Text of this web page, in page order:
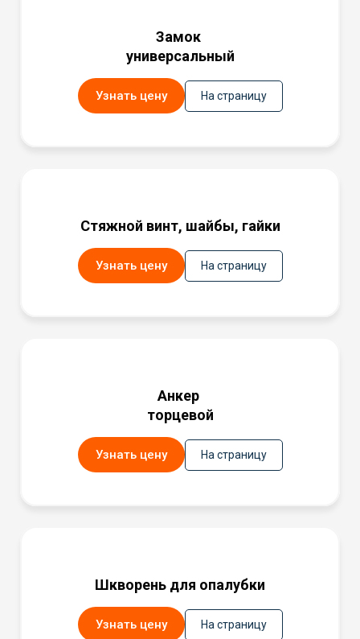
Замок
универсальный
Узнать цену На страницу
Стяжной винт, шайбы, гайки
Узнать цену На страницу
Анкер
торцевой
Узнать цену На страницу
Шкворень для опалубки
Узнать цену На страницу